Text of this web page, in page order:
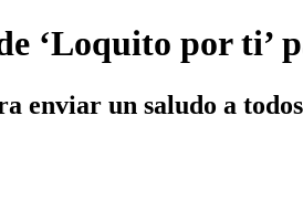
‘Loquito por ti’
enviar un saludo a